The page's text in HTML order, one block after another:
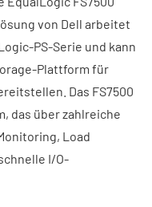
von Dell arbeitet
PS-Serie und kann
Plattform für
Das FS7500
das über zahlreiche
Load
I/O-